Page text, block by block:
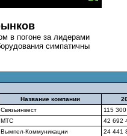
в погоне за лидерами
симпатичны
Название компании
Связьинвест
115
МТС
42 692
Вымпел-Коммуникации
24 441